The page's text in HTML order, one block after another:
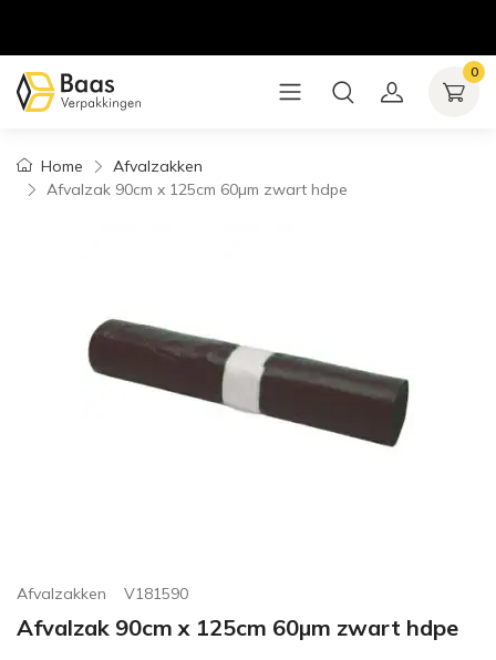
0
Home
Afvalzakken
Afvalzak 90cm x 125cm 60µm zwart hdpe
Afvalzakken V181590
Afvalzak 90cm x 125cm 60µm zwart hdpe